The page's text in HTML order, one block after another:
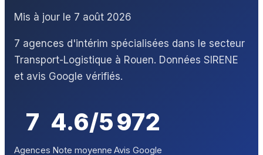
Mis à jour le 7 août 2026
7 agences d'intérim spécialisées dans le secteur
Transport-Logistique à Rouen. Données SIRENE
et avis Google vérifiés.
7
Agences
4.6/5
Note moyenne
972
Avis Google